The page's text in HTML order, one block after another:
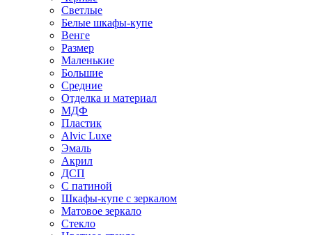
Светлые
Белые шкафы-купе
Венге
Размер
Маленькие
Большие
Средние
Отделка и материал
МДФ
Пластик
Alvic Luxe
Эмаль
Акрил
ДСП
С патиной
Шкафы-купе с зеркалом
Матовое зеркало
Стекло